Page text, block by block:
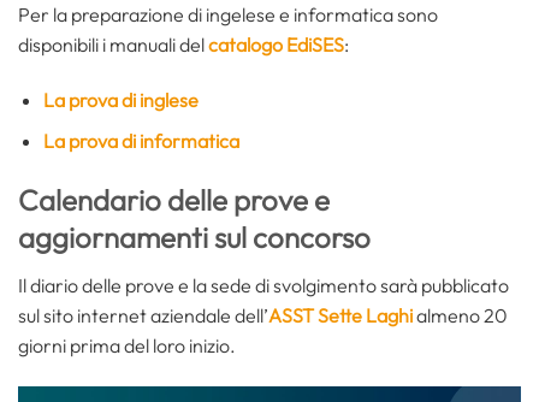
Per la preparazione di ingelese e informatica sono
disponibili i manuali delcatalogo EdiSES:
La prova di inglese
La prova di informatica
Calendario delle prove e
aggiornamenti sul concorso
Il diario delle prove e la sede di svolgimento sarà pubblicato
sul sito internet aziendale dell’ASST Sette Laghialmeno 20
giorni prima del loro inizio.